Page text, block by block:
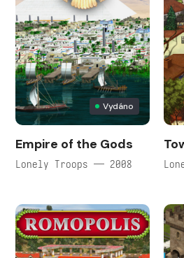
Vydáno
Empire of the Gods
Lonely Troops — 2008